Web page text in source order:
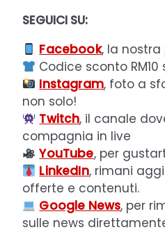
SEGUICI SU:
Facebook, la
Codice sconto RM10
Instagram, foto a
non solo!
Twitch, il canale
compagnia in live
YouTube, per
LinkedIn, rimani
offerte e contenuti.
Google News, per
sulle news